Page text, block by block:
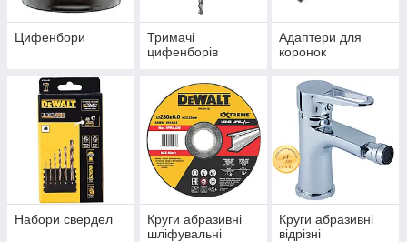
Цифенбори
Тримачі
цифенборів
Адаптери для
коронок
Набори свердел
Круги абразивні
шліфувальні
Круги абразивні
відрізні